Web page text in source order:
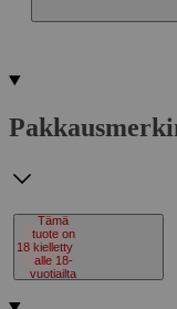
18
Tämä
tuote on
kielletty
alle 18-
vuotiailta